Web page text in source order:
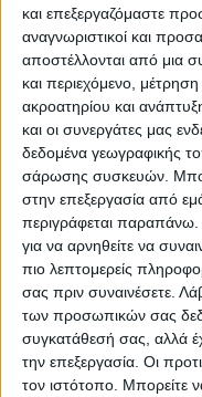
και επεξεργαζόμαστε
αναγνωριστικοί και
αποστέλλονται από μια
και περιεχόμενο,
ακροατηρίου και
και οι συνεργάτες μας
δεδομένα γεωγραφικής
σάρωσης συσκευών.
στην επεξεργασία από
περιγράφεται παραπάνω.
για να αρνηθείτε να
πιο λεπτομερείς
σας πριν συναινέσετε.
των προσωπικών σας
συγκατάθεσή σας, αλλά
την επεξεργασία. Οι
τον ιστότοπο. Μπορείτε